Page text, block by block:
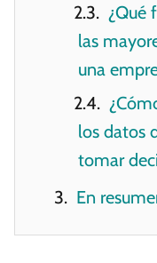
¿Qué
las
una
los datos
tomar
En